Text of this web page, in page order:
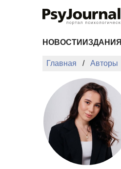
НОВОСТИ ИЗДАНИЯ
Главная Авторы